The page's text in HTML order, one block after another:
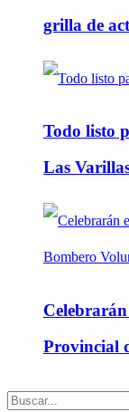
grilla de
Todo listo
Las
Provincial